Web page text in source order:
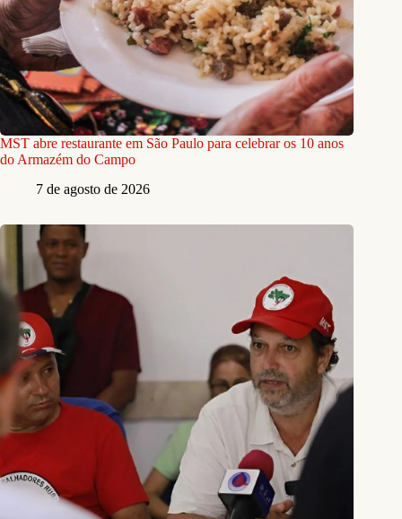
MST abre restaurante em São Paulo para celebrar os 10 anos
do Armazém do Campo
7 de agosto de 2026